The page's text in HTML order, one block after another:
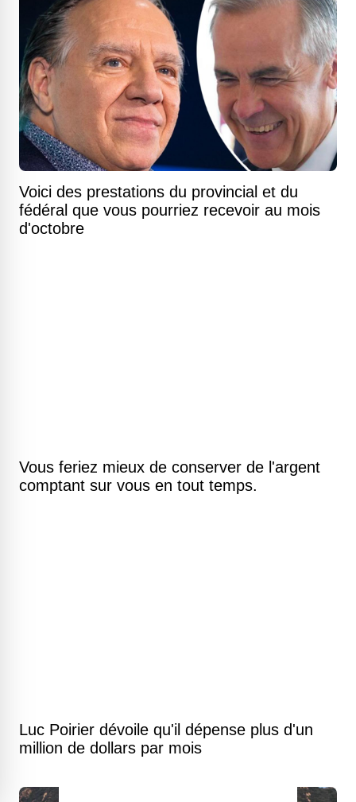
Voici des prestations du provincial et du
fédéral que vous pourriez recevoir au mois
d'octobre
Vous feriez mieux de conserver de l'argent
comptant sur vous en tout temps.
Luc Poirier dévoile qu'il dépense plus d'un
million de dollars par mois